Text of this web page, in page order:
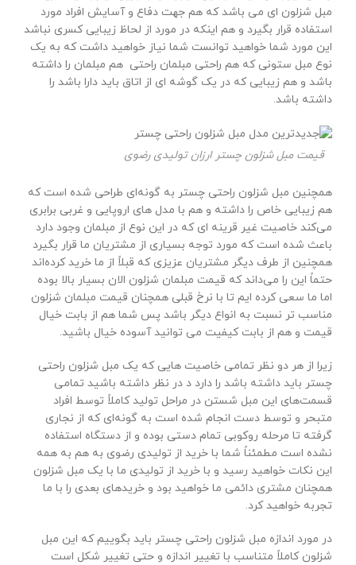
مبل شزلون ای می باشد که هم جهت دفاع و آسایش افراد مورد
استفاده قرار بگیرد و هم اینکه در مورد از لحاظ زیبایی کسری نباشد
این مورد شما خواهید توانست شما نیاز خواهید داشت که به یک
نوع مبل ستونی که هم راحتی مبلمان راحتی هم مبلمان را داشته
باشد و هم زیبایی که در یک گوشه ای از اتاق باید دارا باشد را
داشته باشد.
قیمت مبل شزلون چستر ارزان تولیدی رضوی
همچنین مبل شزلون راحتی چستر به گونه‌ای طراحی شده است که
هم زیبایی خاص را داشته و هم با مدل های اروپایی و غربی برابری
می‌کند خاصیت غیر قرینه ای که در این نوع از مبلمان وجود دارد
باعث شده است که مورد توجه بسیاری از مشتریان ما قرار بگیرد
همچنین از طرف دیگر مشتریان عزیزی که قبلاً از ما خرید کرده‌اند
حتماً این را می‌داند که قیمت مبلمان شزلون الان بسیار بالا بوده
اما ما سعی کرده ایم تا با نرخ قبلی همچنان قیمت مبلمان شزلون
مناسب تر نسبت به انواع دیگر باشد پس شما هم از بابت خیال
قیمت و هم از بابت کیفیت می توانید آسوده خیال باشید.
زیرا از هر دو نظر تمامی خاصیت هایی که یک مبل شزلون راحتی
چستر باید داشته باشد را دارد د در نظر داشته باشید تمامی
قسمت‌های این مبل شستن در مراحل تولید کاملاً توسط افراد
متبحر و توسط دست انجام شده است به گونه‌ای که از نجاری
گرفته تا مرحله روکوبی تمام دستی بوده و از دستگاه استفاده
نشده است مطمئناً شما با خرید از تولیدی رضوی به هم به همه
این نکات خواهید رسید و با خرید از تولیدی ما با یک مبل شزلون
همچنان مشتری دائمی ما خواهید بود و خریدهای بعدی را با ما
تجربه خواهید کرد.
در مورد اندازه مبل شزلون راحتی چستر باید بگوییم که این مبل
شزلون کاملاً متناسب با تغییر اندازه و حتی تغییر شکل است